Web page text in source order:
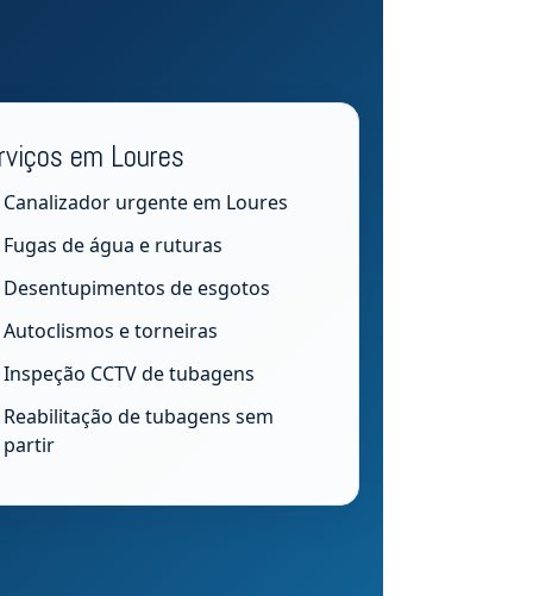
em Loures
Canalizador urgente em Loures
Fugas de água e ruturas
Desentupimentos de esgotos
Autoclismos e torneiras
Inspeção CCTV de tubagens
Reabilitação de tubagens sem
partir